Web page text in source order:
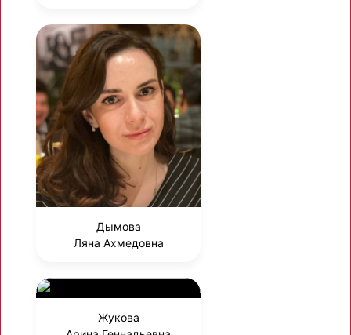
Дымова
Ляна Ахмедовна
Жукова